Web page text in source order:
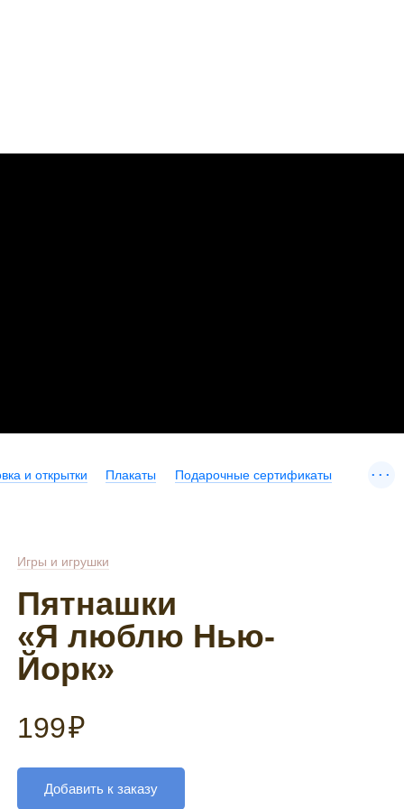
и открытки Плакаты Подарочные сертификаты ...
Игры и игрушки
Пятнашки
«Я люблю Нью-
Йорк»
199₽
Добавить к заказу